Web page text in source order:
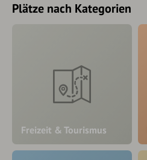
Plätze nach Kategorien
Freizeit & Tourismus